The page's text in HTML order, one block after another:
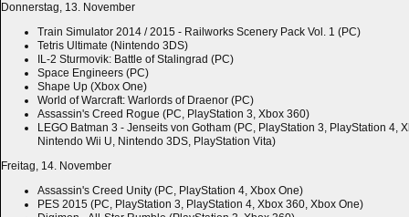
Donnerstag, 13. November
Train Simulator 2014 / 2015 - Railworks Scenery Pack Vol. 1 (PC)
Tetris Ultimate (Nintendo 3DS)
IL-2 Sturmovik: Battle of Stalingrad (PC)
Space Engineers (PC)
Shape Up (Xbox One)
World of Warcraft: Warlords of Draenor (PC)
Assassin's Creed Rogue (PC, PlayStation 3, Xbox 360)
LEGO Batman 3 - Jenseits von Gotham (PC, PlayStation 3, PlayStation 4,
Nintendo Wii U, Nintendo 3DS, PlayStation Vita)
Freitag, 14. November
Assassin's Creed Unity (PC, PlayStation 4, Xbox One)
PES 2015 (PC, PlayStation 3, PlayStation 4, Xbox 360, Xbox One)